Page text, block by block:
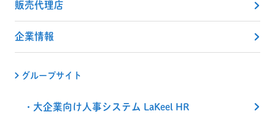
販売代理店
企業情報
グループサイト
大企業向け人事システム LaKeel HR